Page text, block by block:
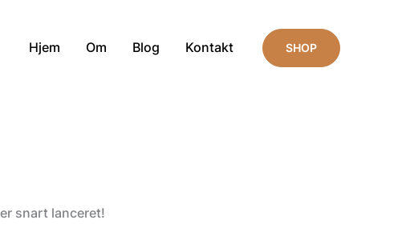
Hjem Om Blog Kontakt SHOP
snart lanceret!